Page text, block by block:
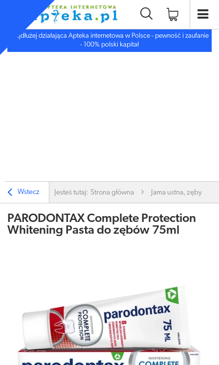
Najdłużej działająca Apteka internetowa w Polsce - pewność i zaufanie
- 100% polski kapitał
Wstecz Jesteś tutaj: Strona główna Jama ustna, zęby
PARODONTAX Complete Protection
Whitening Pasta do zębów 75ml